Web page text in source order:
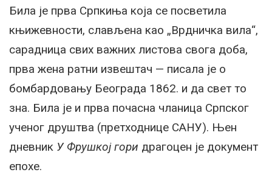
Била је прва Српкиња која се посветила
књижевности, слављена као „Врдничка вила“,
сарадница свих важних листова свога доба,
прва жена ратни извештач — писала је о
бомбардовању Београда 1862. и да свет то
зна. Била је и прва почасна чланица Српског
ученог друштва (претходнице САНУ). Њен
дневник У Фрушкој гори драгоцен је документ
епохе.